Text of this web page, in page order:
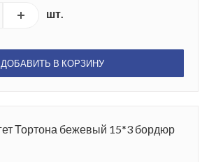
шт.
ДОБАВИТЬ В КОРЗИНУ